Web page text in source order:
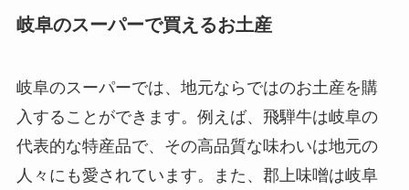
岐阜のスーパーで買えるお土産
岐阜のスーパーでは、地元ならではのお土産を購
入することができます。例えば、飛騨牛は岐阜の
代表的な特産品で、その高品質な味わいは地元の
人々にも愛されています。また、郡上味噌は岐阜